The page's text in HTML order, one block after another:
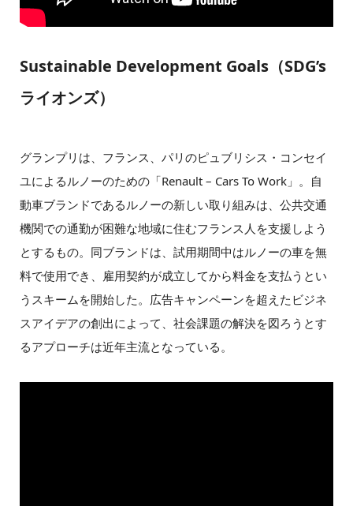
Sustainable Development Goals（SDG’s
ライオンズ）
グランプリは、フランス、パリのピュブリシス・コンセイ
ユによるルノーのための「Renault – Cars To Work」。自
動車ブランドであるルノーの新しい取り組みは、公共交通
機関での通勤が困難な地域に住むフランス人を支援しよう
とするもの。同ブランドは、試用期間中はルノーの車を無
料で使用でき、雇用契約が成立してから料金を支払うとい
うスキームを開始した。広告キャンペーンを超えたビジネ
スアイデアの創出によって、社会課題の解決を図ろうとす
るアプローチは近年主流となっている。